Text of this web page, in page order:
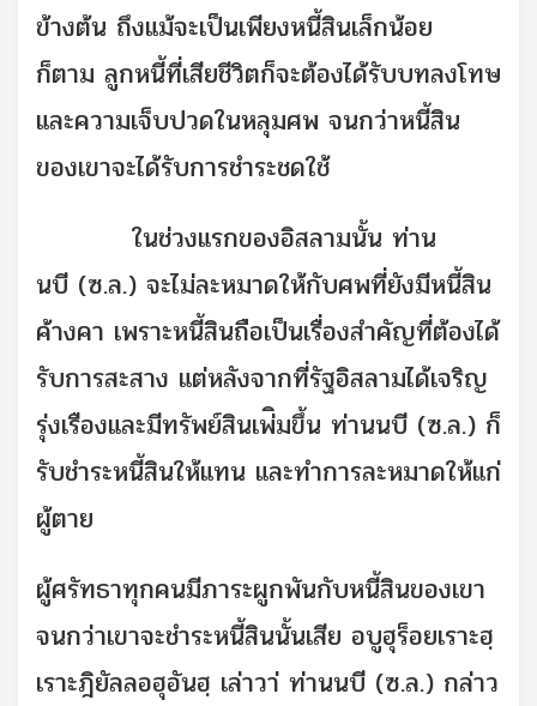
ข้างต้น ถึงแม้จะเป็นเพียงหนี้สินเล็กน้อย
ก็ตาม ลูกหนี้ที่เสียชีวิตก็จะต้องได้รับบทลงโทษ
และความเจ็บปวดในหลุมศพ จนกว่าหนี้สิน
ของเขาจะได้รับการชำระชดใช้
ในช่วงแรกของอิสลามนั้น ท่าน
นบี (ซ.ล.) จะไม่ละหมาดให้กับศพที่ยังมีหนี้สิน
ค้างคา เพราะหนี้สินถือเป็นเรื่องสำคัญที่ต้องได้
รับการสะสาง แต่หลังจากที่รัฐอิสลามได้เจริญ
รุ่งเรืองและมีทรัพย์สินเพ่ิมขึ้น ท่านนบี (ซ.ล.) ก็
รับชำระหนี้สินให้แทน และทำการละหมาดให้แก่
ผู้ตาย
ผู้ศรัทธาทุกคนมีภาระผูกพันกับหนี้สินของเขา
จนกว่าเขาจะชำระหนี้สินนั้นเสีย อบูฮุร็อยเราะฮฺ
เราะฎิยัลลอฮุอันฮฺ เล่าวา่ ท่านนบี (ซ.ล.) กล่าว